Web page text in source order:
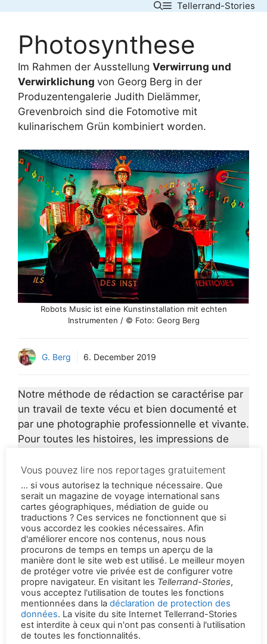
content
Tellerrand-Stories
Photosynthese
Im Rahmen der Ausstellung Verwirrung und
Verwirklichung von Georg Berg in der
Produzentengalerie Judith Dielämmer,
Grevenbroich sind die Fotomotive mit
kulinarischem Grün kombiniert worden.
Robots Music ist eine Kunstinstallation mit echten
Instrumenten / © Foto: Georg Berg
G. Berg 6. December 2019
Notre méthode de rédaction se caractérise par
un travail de texte vécu et bien documenté et
par une photographie professionnelle et vivante.
Pour toutes les histoires, les impressions de
endroit. Ainsi, les photos complètent et
soutiennent ce que nous lisons et le
transmettent.
Ne manquez plus jamais les nouvelles histoires
de Tellerrand !
Un lecteur de flux permet de
s'abonner en temps réel à toutes les histoires
du Tellerrandstories.
Permalien de la version originale en allemand
https://tellerrandstories.de/photosynthese
Ausstellung in den Vivantes Kliniken Berlin
Vous pouvez lire nos reportages gratuitement
... si vous autorisez la technique nécessaire. Que
serait un magazine de voyage international sans
cartes géographiques, médiation de guide ou
traductions ? Ces services ne fonctionnent que si
vous accordez les cookies nécessaires. Afin
d'améliorer encore nos contenus, nous nous
procurons de temps en temps un aperçu de la
manière dont le site web est utilisé. Le meilleur moyen
de protéger votre vie privée est de configurer votre
propre navigateur. En visitant les Tellerrand-Stories,
vous acceptez l'utilisation de toutes les fonctions
mentionnées dans la déclaration de protection des
données. La visite du site Internet Tellerrand-Stories
est interdite à ceux qui n'ont pas consenti à l'utilisation
de toutes les fonctionnalités.